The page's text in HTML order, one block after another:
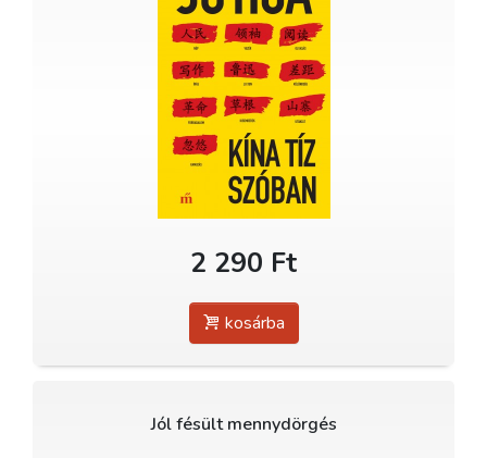
2 290 Ft
kosárba
Jól fésült mennydörgés